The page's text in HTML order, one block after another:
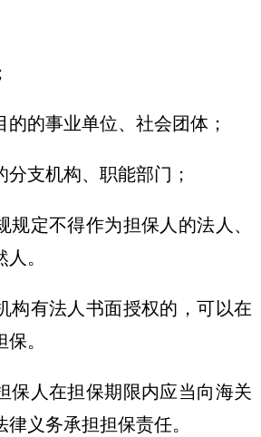
的的事业单位、社会团体；
分支机构、职能部门；
规定不得作为担保人的法人、
。
构有法人书面授权的，可以在
。
保人在担保期限内应当向海关
义务承担担保责任。